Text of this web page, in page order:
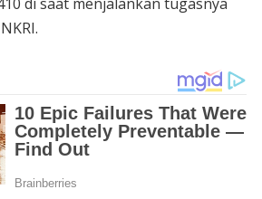
di saat menjalankan tugasnya